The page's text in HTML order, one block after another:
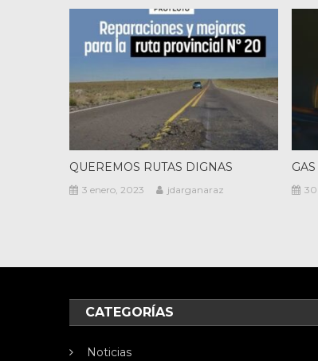
QUEREMOS RUTAS DIGNAS
3 enero, 2023 jdarganaraz 30
CATEGORÍAS
Noticias